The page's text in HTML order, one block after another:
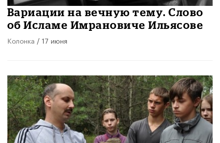
Вариации на вечную тему. Слово
об Исламе Имрановиче Ильясове
Колонка / 17 июня